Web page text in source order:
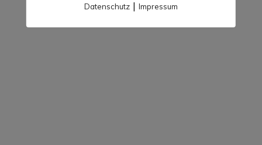
Datenschutz| Impressum